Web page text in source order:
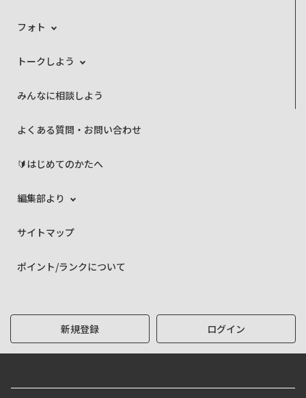
フォト
トークしよう
みんなに相談しよう
よくある質問・お問い合わせ
🔰はじめてのかたへ
編集部より
サイトマップ
ポイント/ランクについて
新規登録 ログイン